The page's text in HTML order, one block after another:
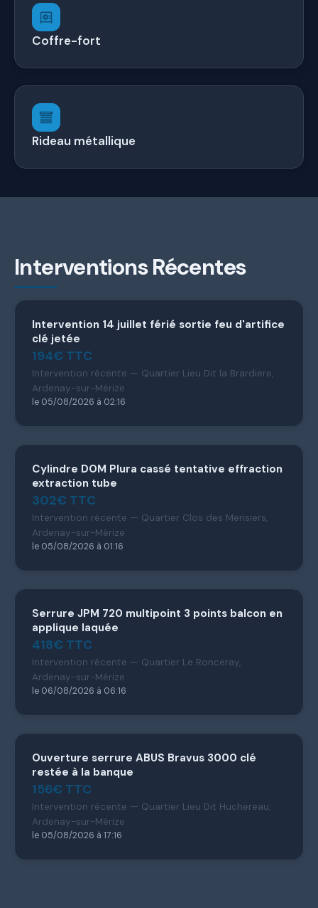
Coffre-fort
Rideau métallique
Interventions Récentes
Intervention 14 juillet férié sortie feu d'artifice
clé jetée
194€ TTC
Intervention récente — Quartier Lieu Dit la Brardiere,
Ardenay-sur-Mérize
le 05/08/2026 à 02:16
Cylindre DOM Plura cassé tentative effraction
extraction tube
302€ TTC
Intervention récente — Quartier Clos des Merisiers,
Ardenay-sur-Mérize
le 05/08/2026 à 01:16
Serrure JPM 720 multipoint 3 points balcon en
applique laquée
418€ TTC
Intervention récente — Quartier Le Ronceray,
Ardenay-sur-Mérize
le 06/08/2026 à 06:16
Ouverture serrure ABUS Bravus 3000 clé
restée à la banque
156€ TTC
Intervention récente — Quartier Lieu Dit Huchereau,
Ardenay-sur-Mérize
le 05/08/2026 à 17:16